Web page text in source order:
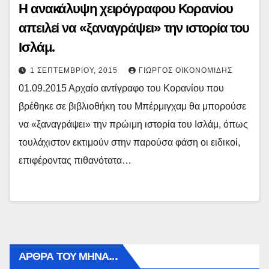
Η ανακάλυψη χειρόγραφου Κορανίου
απειλεί να «ξαναγράψει» την ιστορία του
Ισλάμ.
1 ΣΕΠΤΕΜΒΡΊΟΥ, 2015 ΓΙΏΡΓΟΣ ΟΙΚΟΝΟΜΊΔΗΣ
01.09.2015 Αρχαίο αντίγραφο του Κορανίου που
βρέθηκε σε βιβλιοθήκη του Μπέρμιγχαμ θα μπορούσε
να «ξαναγράψει» την πρώιμη ιστορία του Ισλάμ, όπως
τουλάχιστον εκτιμούν στην παρούσα φάση οι ειδικοί,
επιφέροντας πιθανότατα…
ΑΡΘΡΑ ΤΟΥ ΜΉΝΑ…